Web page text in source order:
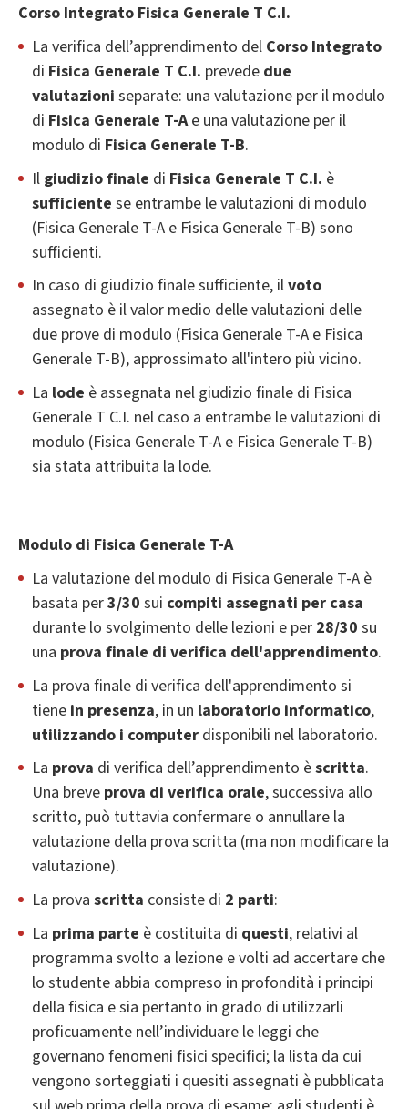
Corso Integrato Fisica Generale T C.I.
La verifica dell’apprendimento del Corso Integrato
di Fisica Generale T C.I. prevede due
valutazioni separate: una valutazione per il modulo
di Fisica Generale T-Ae una valutazione per il
modulo di Fisica Generale T-B.
Il giudizio finale di Fisica Generale T C.I. è
sufficiente se entrambe le valutazioni di modulo
(Fisica Generale T-A e Fisica Generale T-B) sono
sufficienti.
In caso di giudizio finale sufficiente, ilvoto
assegnato è il valor medio delle valutazioni delle
due prove di modulo (Fisica Generale T-A e Fisica
Generale T-B), approssimato all'intero più vicino.
La lode è assegnata nel giudizio finale di Fisica
Generale T C.I. nel caso a entrambe le valutazioni di
modulo (Fisica Generale T-A e Fisica Generale T-B)
sia stata attribuita la lode.
Modulo di Fisica Generale T-A
La valutazione del modulo di Fisica Generale T-A è
basata per3/30 sui compiti assegnati per casa
durante lo svolgimento delle lezioni e per 28/30 su
una prova finale di verifica dell'apprendimento.
La prova finale di verifica dell'apprendimento si
tiene in presenza, in un laboratorio informatico,
utilizzando i computer disponibili nel laboratorio.
La prova di verifica dell’apprendimento èscritta.
Una breve prova di verifica orale, successiva allo
scritto, può tuttavia confermare o annullare la
valutazione della prova scritta (ma non modificare la
valutazione).
La prova scritta consiste di 2 parti:
La prima parte è costituita di questi, relativi al
programma svolto a lezione e volti ad accertare che
lo studente abbia compreso in profondità i principi
della fisica e sia pertanto in grado di utilizzarli
proficuamente nell’individuare le leggi che
governano fenomeni fisici specifici; la lista da cui
vengono sorteggiati i quesiti assegnati è pubblicata